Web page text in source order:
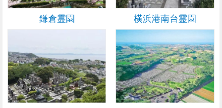
鎌倉霊園 横浜港南台霊園